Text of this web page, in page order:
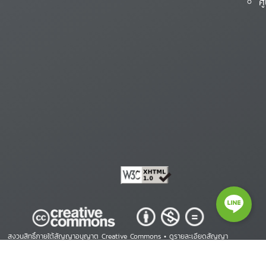
สงวนสิทธิ์ภายใต้สัญญาอนุญาต Creative Commons •ดูรายละเอียดสัญญา